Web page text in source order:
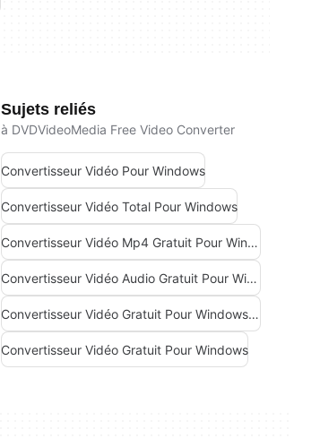
Sujets reliés
à DVDVideoMedia Free Video Converter
Convertisseur Vidéo Pour Windows
Convertisseur Vidéo Total Pour Windows
Convertisseur Vidéo Mp4 Gratuit Pour Windows
Convertisseur Vidéo Audio Gratuit Pour Windows
Convertisseur Vidéo Gratuit Pour Windows 10
Convertisseur Vidéo Gratuit Pour Windows